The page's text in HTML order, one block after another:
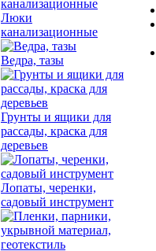
Люки
канализационные
Ведра, тазы
Грунты и ящики для
рассады, краска для
деревьев
Лопаты, черенки,
садовый инструмент